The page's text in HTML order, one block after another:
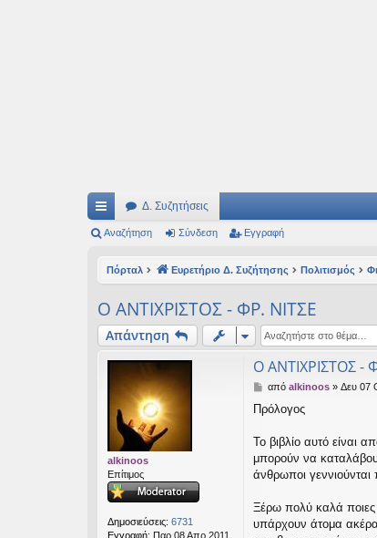
Αυτός ο τόπος φιλοδοξεί να ανοίγει μονοπάτια για τα
ρή
ς
συ
Δ. Συζητήσεις
Αναζήτηση Σύνδεση Εγγραφή
Πόρταλ Ευρετήριο Δ. Συζήτησης Πολιτισμός
Ο ΑΝΤΙΧΡΙΣΤΟΣ - ΦΡ. ΝΙΤΣΕ
Απάντηση
alkinoos
Επίτιμος
Δημοσιεύσεις: 6731
Εγγραφή: Παρ 08 Απρ 2011,
Ο ΑΝΤΙΧΡΙΣΤΟΣ -
Δ
μ
σ
ί
υ
η
από alkinoos» Δευ 07
Πρόλογος
Το βιβλίο αυτό είναι
μπορούν να
άνθρωποι
Ξέρω πολύ καλά ποιες
υπάρχουν άτομα